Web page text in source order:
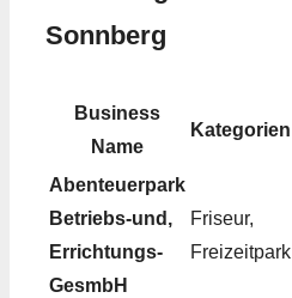
Sonnberg
Business
Name
Kategorien
Abenteuerpark
Betriebs-und,
Errichtungs-
GesmbH
Friseur,
Freizeitpark